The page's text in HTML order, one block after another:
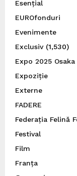
Esențial
EUROfonduri
Evenimente
Exclusiv(1,530)
Expo 2025 Osaka
Expoziție
Externe
FADERE
Federația Felină
Festival
Film
Franța